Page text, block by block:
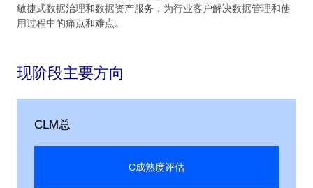
敏捷式数据治理和数据资产服务，为行业客户解决数据管理和使
用过程中的痛点和难点。
现阶段主要方向
CLM总
C成熟度评估